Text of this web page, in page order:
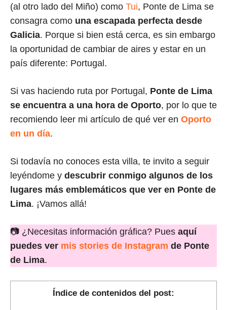
(al otro lado del Miño) como Tui, Ponte de Lima se
consagra como una escapada perfecta desde
Galicia. Porque si bien está cerca, es sin embargo
la oportunidad de cambiar de aires y estar en un
país diferente: Portugal.
Si vas haciendo ruta por Portugal, Ponte de Lima
se encuentra a una hora de Oporto, por lo que te
recomiendo leer mi artículo de qué ver en Oporto
en un día.
Si todavía no conoces esta villa, te invito a seguir
leyéndome y descubrir conmigo algunos de los
lugares más emblemáticos que ver en Ponte de
Lima. ¡Vamos allá!
📷 ¿Necesitas información gráfica? Pues aquí
puedes ver mis stories de Instagram de Ponte
de Lima.
Índice de contenidos del post: